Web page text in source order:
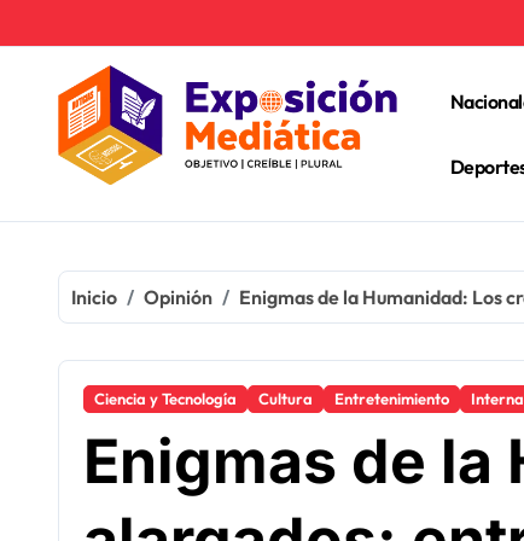
Inicio Opinión Enigmas de la Humanidad: Los
Ciencia y Tecnología Cultura Entretenimiento
Enigmas de la